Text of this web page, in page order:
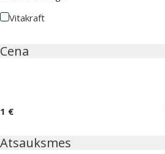
Vitakraft
Cena
1 €
Atsauksmes